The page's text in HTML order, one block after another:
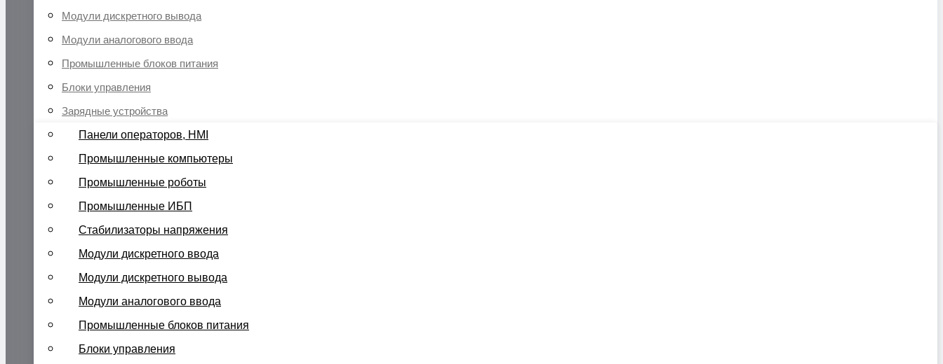
Модули дискретного вывода
Модули аналогового ввода
Промышленные блоков питания
Блоки управления
Зарядные устройства
Панели операторов, HMI
Промышленные компьютеры
Промышленные роботы
Промышленные ИБП
Стабилизаторы напряжения
Модули дискретного ввода
Модули дискретного вывода
Модули аналогового ввода
Промышленные блоков питания
Блоки управления